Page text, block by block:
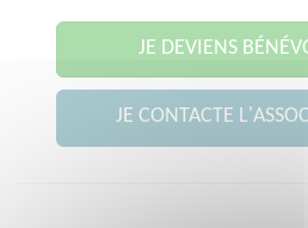
JE DEVIENS
JE CONTACTE